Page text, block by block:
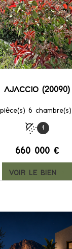
AJACCIO (20090)
1
660 000 €
VOIR LE BIEN